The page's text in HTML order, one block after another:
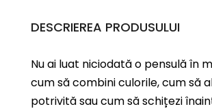
DESCRIEREA PRODUSULUI
Nu ai luat niciodată o pensulă în
cum să combini culorile, cum să
potrivită sau cum să schițezi